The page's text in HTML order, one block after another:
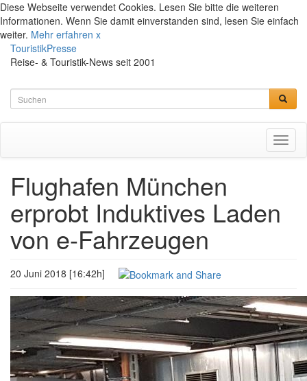
Diese Webseite verwendet Cookies. Lesen Sie bitte die weiteren
Informationen. Wenn Sie damit einverstanden sind, lesen Sie einfach
weiter. Mehr erfahren x
TouristikPresse
Reise- & Touristik-News seit 2001
Flughafen München
erprobt Induktives Laden
von e-Fahrzeugen
20 Juni 2018 [16:42h]